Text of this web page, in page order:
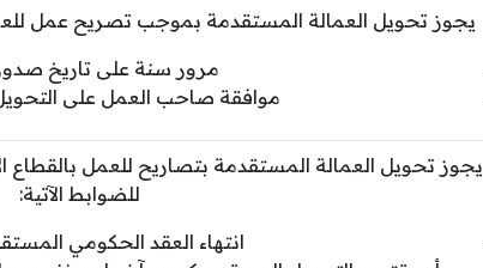
يجوز تحويل العمالة المستقدمة بموجب تصريح عمل
مرور سنة على تاريخ
موافقة صاحب العمل على
يجوز تحويل العمالة المستقدمة بتصاريح للعمل
للضوابط الآتية:
انتهاء العقد الحكومي